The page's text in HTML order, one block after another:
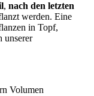
, nach den letzten
werden. Eine
in Topf,
unserer
Volumen